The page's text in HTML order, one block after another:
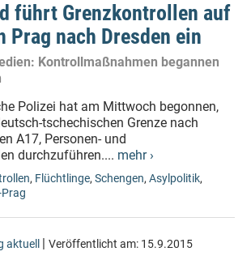
führt Grenzkontrollen auf
Prag nach Dresden ein
Kontrollmaßnahmen begannen
Polizei hat am Mittwoch begonnen,
tschechischen Grenze nach
A17, Personen- und
durchzuführen.... mehr ›
, Flüchtlinge, Schengen, Asylpolitik,
aktuell | Veröffentlicht am: 15.9.2015